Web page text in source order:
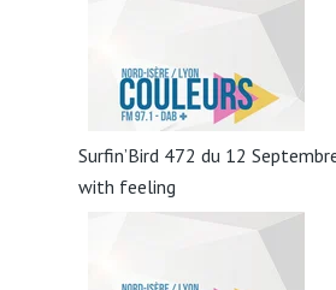
Surfin’Bird 472 du 12
with feeling